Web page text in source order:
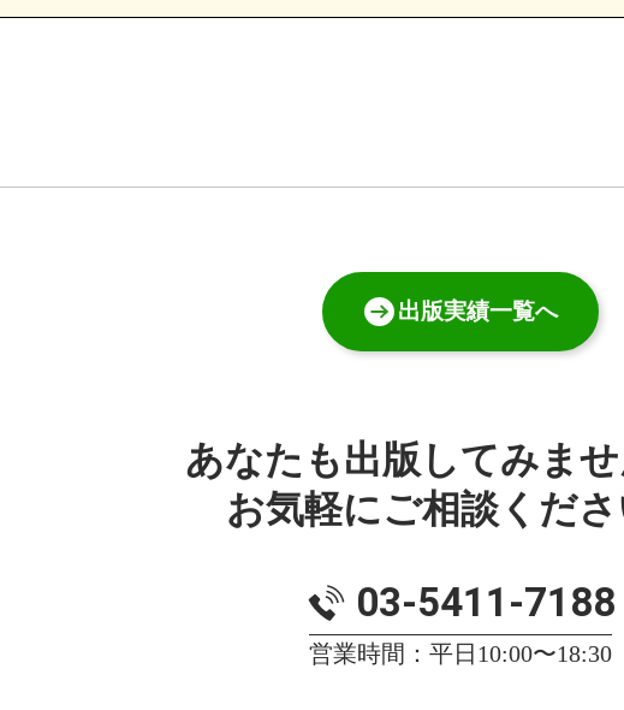
出版実績一覧へ
あなたも出版してみませ
お気軽にご相談くださ
03-5411-7188
営業時間：平日10:00〜18:30